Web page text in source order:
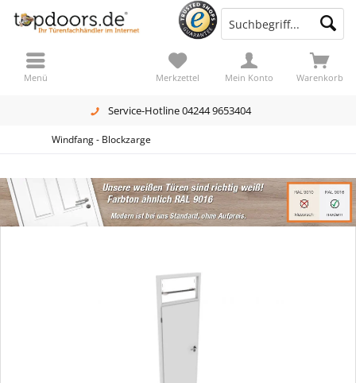
Service-Hotline 04244 9653404
Warenkorb
Merkzettel Mein Konto
Menü
Windfang - Blockzarge